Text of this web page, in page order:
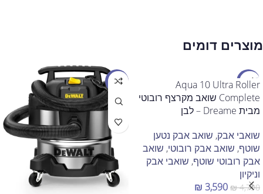
מוצרים דומים
מבצע
Aqua 10 Ultra Roller
Complete שואב מקרצף רובוטי
מבית Dreame – לבן
שואבי אבק, שואב אבק נטען
שוטף, שואב אבק רובוטי, שואב
אבק רובוטי שוטף, שואבי אבק
וניקיון
₪4,790
₪ 3,590
מבצע